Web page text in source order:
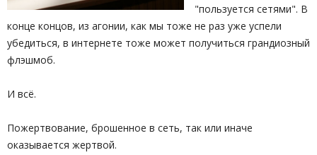
"пользуется сетями". В
конце концов, из агонии, как мы тоже не раз уже успели
убедиться, в интернете тоже может получиться грандиозный
флэшмоб.
И всё.
Пожертвование, брошенное в сеть, так или иначе
оказывается жертвой.